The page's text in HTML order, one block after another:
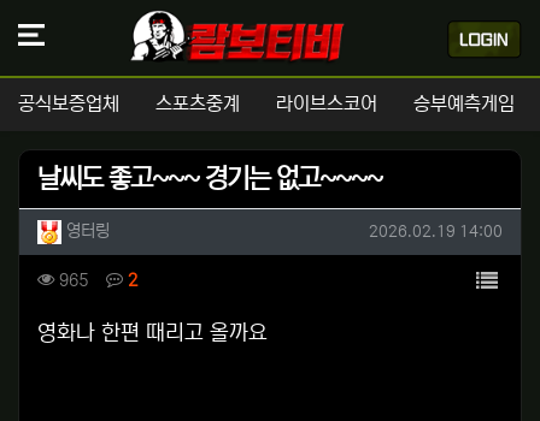
공식보증업체 스포츠중계 라이브스코어 승부예측게임
날씨도 좋고~~~ 경기는 없고~~~~
작성자 정보
영터링 작성일
2026.02.19 14:00
컨텐츠 정보
965조회 2댓글 목록
본문
영화나 한편 때리고 올까요